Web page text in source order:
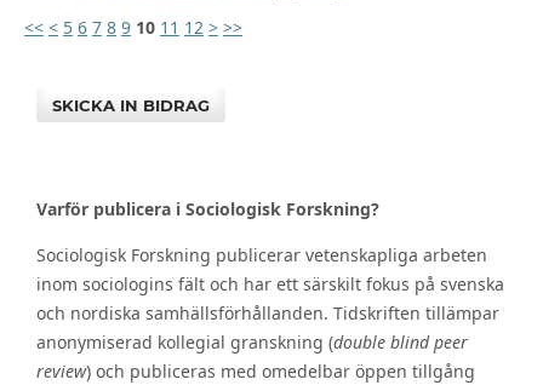
<< < 5 6 7 8 9 10 11 12 > >>
SKICKA IN BIDRAG
Varför publicera i Sociologisk Forskning?
Sociologisk Forskning publicerar vetenskapliga arbeten
inom sociologins fält och har ett särskilt fokus på svenska
och nordiska samhällsförhållanden. Tidskriften tillämpar
anonymiserad kollegial granskning (double blind peer
review) och publiceras med omedelbar öppen tillgång